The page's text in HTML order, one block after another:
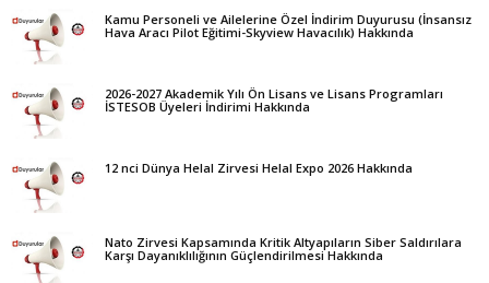
Kamu Personeli ve Ailelerine Özel İndirim Duyurusu (İnsansız
Hava Aracı Pilot Eğitimi-Skyview Havacılık) Hakkında
2026-2027 Akademik Yılı Ön Lisans ve Lisans Programları
İSTESOB Üyeleri İndirimi Hakkında
12 nci Dünya Helal Zirvesi Helal Expo 2026 Hakkında
Nato Zirvesi Kapsamında Kritik Altyapıların Siber Saldırılara
Karşı Dayanıklılığının Güçlendirilmesi Hakkında